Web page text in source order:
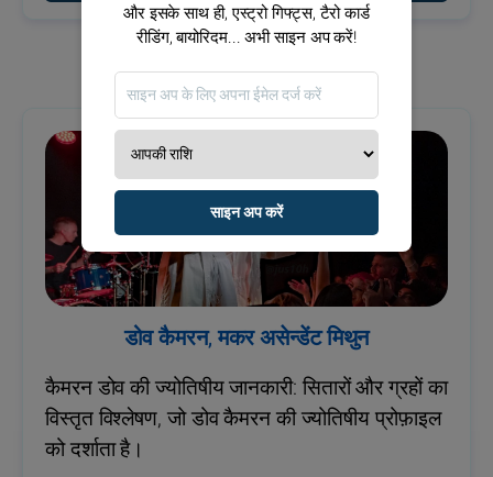
डोव कैमरन, मकर असेन्डेंट मिथुन
कैमरन डोव की ज्योतिषीय जानकारी: सितारों और ग्रहों का
विस्तृत विश्लेषण, जो डोव कैमरन की ज्योतिषीय प्रोफ़ाइल
को दर्शाता है।
और इसके साथ ही, एस्ट्रो गिफ्ट्स, टैरो कार्ड
रीडिंग, बायोरिदम... अभी साइन अप करें!
साइन अप करें